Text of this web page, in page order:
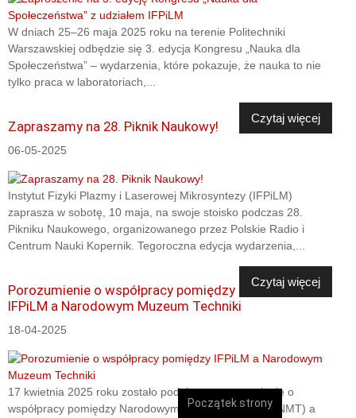
W dniach 25–26 maja 2025 roku na terenie Politechniki
Warszawskiej odbędzie się 3. edycja Kongresu „Nauka dla
Społeczeństwa” – wydarzenia, które pokazuje, że nauka to nie
tylko praca w laboratoriach,...
Czytaj więcej
Zapraszamy na 28. Piknik Naukowy!
06-05-2025
Instytut Fizyki Plazmy i Laserowej Mikrosyntezy (IFPiLM)
zaprasza w sobotę, 10 maja, na swoje stoisko podczas 28.
Pikniku Naukowego, organizowanego przez Polskie Radio i
Centrum Nauki Kopernik. Tegoroczna edycja wydarzenia,...
Czytaj więcej
Porozumienie o współpracy pomiędzy
IFPiLM a Narodowym Muzeum Techniki
18-04-2025
17 kwietnia 2025 roku zostało podpisane porozumienie o
współpracy pomiędzy Narodowym Muzeum Techniki (NMT) a
Początek strony